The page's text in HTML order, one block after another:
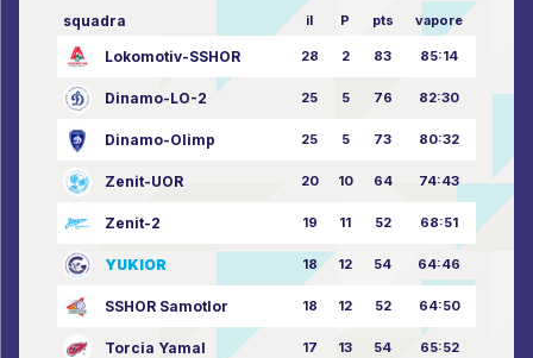
squadra il P pts vapore
Lokomotiv-SSHOR 28 2 83 85:14
Dinamo-LO-2 25 5 76 82:30
Dinamo-Olimp 25 5 73 80:32
Zenit-UOR 20 10 64 74:43
Zenit-2 19 11 52 68:51
YUKIOR 18 12 54 64:46
SSHOR Samotlor 18 12 52 64:50
Torcia Yamal 17 13 54 65:52